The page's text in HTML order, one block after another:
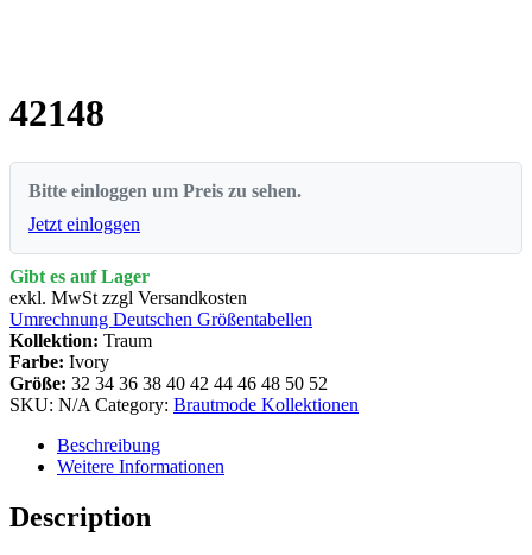
42148
Bitte einloggen um Preis zu sehen.
Jetzt einloggen
Gibt es auf Lager
exkl. MwSt zzgl Versandkosten
Umrechnung Deutschen Größentabellen
Kollektion: Traum
Farbe: Ivory
Größe: 32 34 36 38 40 42 44 46 48 50 52
SKU: N/A Category: Brautmode Kollektionen
Beschreibung
Weitere Informationen
Description